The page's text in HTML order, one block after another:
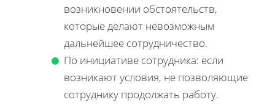
возникновении обстоятельств,
которые делают невозможным
дальнейшее сотрудничество.
По инициативе сотрудника: если
возникают условия, не позволяющие
сотруднику продолжать работу.